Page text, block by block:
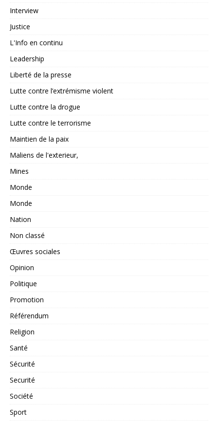
Interview
Justice
L'Info en continu
Leadership
Liberté de la presse
Lutte contre l’extrémisme violent
Lutte contre la drogue
Lutte contre le terrorisme
Maintien de la paix
Maliens de l'exterieur,
Mines
Monde
Monde
Nation
Non classé
Œuvres sociales
Opinion
Politique
Promotion
Référendum
Religion
Santé
Sécurité
Securité
Société
Sport